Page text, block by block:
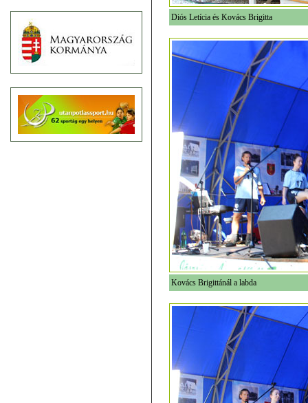
Diós Letícia és Kovács Brigitta
Kovács Brigittánál a labda